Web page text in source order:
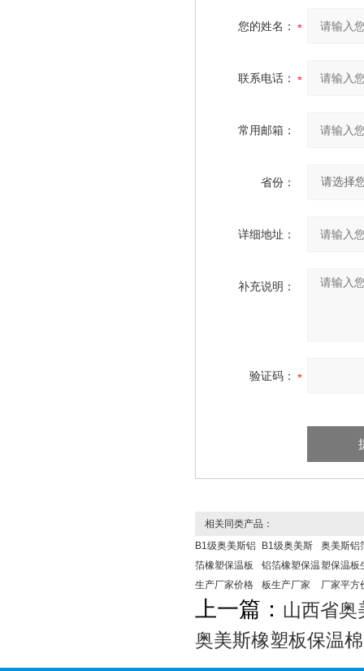
您的姓名：
联系电话：
常用邮箱：
省份：
详细地址：
补充说明：
验证码：
相关同类产品：
B1级奥美斯铝
箔橡塑保温板
生产厂家价格
B1级奥美斯
铝箔橡塑保温
板生产厂家
奥美斯铝
塑保温板
厂家平方
上一篇： 山西省奥
奥美斯橡塑板保温